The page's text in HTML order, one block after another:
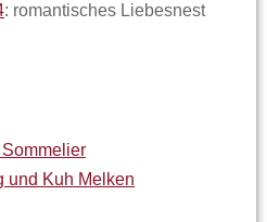
: romantisches Liebesnest
und Kuh Melken